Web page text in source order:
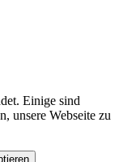
Einige sind
unsere Webseite zu